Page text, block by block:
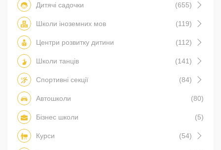
Дитячі садочки (655)
Школи іноземних мов (119)
Центри розвитку дитини (112)
Школи танців (141)
Спортивні секції (84)
Автошколи (80)
Бізнес школи (5)
Курси (54)